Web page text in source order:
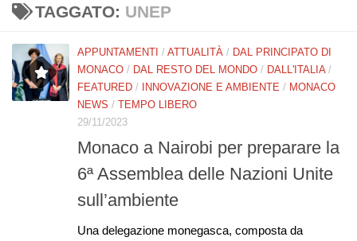
TAGGATO: UNEP
APPUNTAMENTI / ATTUALITÀ / DAL PRINCIPATO DI
MONACO / DAL RESTO DEL MONDO / DALL'ITALIA/
FEATURED / INNOVAZIONE E AMBIENTE / MONACO
NEWS / TEMPO LIBERO
29/11/2023
Monaco a Nairobi per preparare la
6ª Assemblea delle Nazioni Unite
sull’ambiente
Una delegazione monegasca, composta da